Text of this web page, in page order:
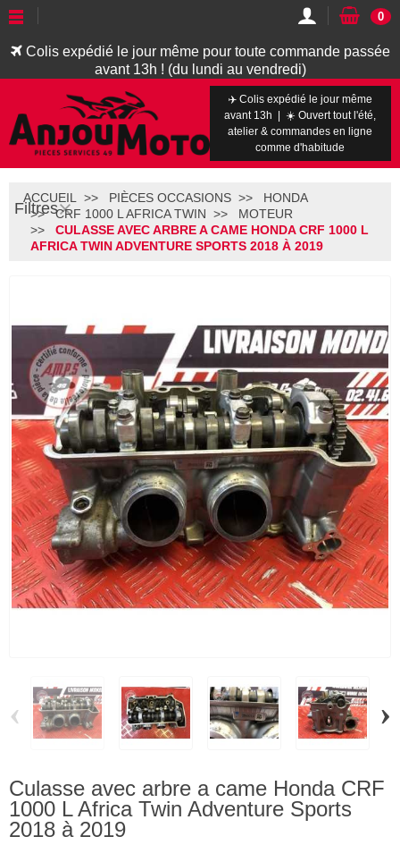
Colis expédié le jour même pour toute commande passée
avant 13h ! (du lundi au vendredi)
0
✈️ Colis expédié le jour même
avant 13h | ☀️ Ouvert tout l'été,
atelier & commandes en ligne
comme d'habitude
Filtres
ACCUEIL PIÈCES OCCASIONS
HONDA
CRF 1000 L AFRICA TWIN
MOTEUR
CULASSE AVEC ARBRE A CAME HONDA CRF 1000 L
AFRICA TWIN ADVENTURE SPORTS 2018 À 2019
‹ ›
Culasse avec arbre a came Honda CRF
1000 L Africa Twin Adventure Sports
2018 à 2019